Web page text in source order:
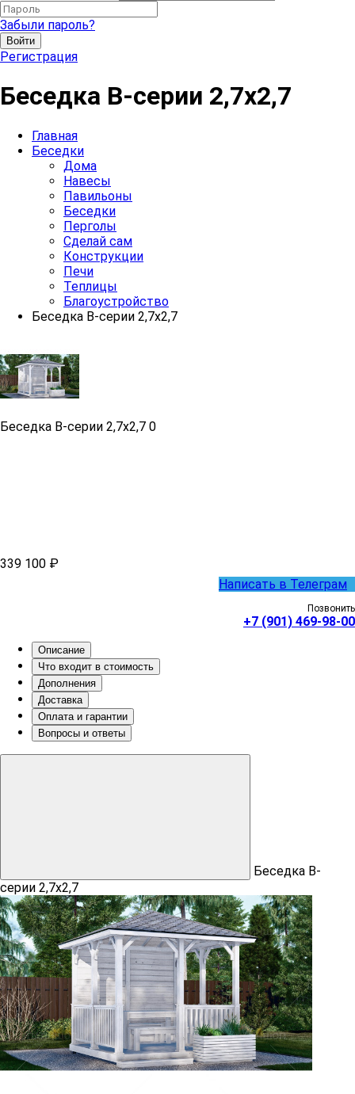
Забыли пароль?
Войти
Регистрация
Беседка B-серии 2,7х2,7
Главная
Беседки
Дома
Навесы
Павильоны
Беседки
Перголы
Сделай сам
Конструкции
Печи
Теплицы
Благоустройство
Беседка B-серии 2,7х2,7
Беседка B-серии 2,7х2,7 0
339 100 ₽
Написать в Телеграм
Позвонить
+7 (901) 469-98-00
Описание
Что входит в стоимость
Дополнения
Доставка
Оплата и гарантии
Вопросы и ответы
Беседка B-
серии 2,7х2,7